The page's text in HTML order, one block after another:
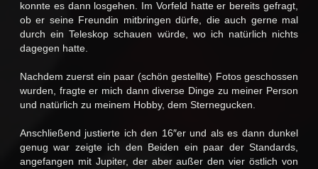
konnte es dann losgehen. Im Vorfeld hatte er bereits gefragt,
ob er seine Freundin mitbringen dürfe, die auch gerne mal
durch ein Teleskop schauen würde, wo ich natürlich nichts
dagegen hatte.
Nachdem zuerst ein paar (schön gestellte) Fotos geschossen
wurden, fragte er mich dann diverse Dinge zu meiner Person
und natürlich zu meinem Hobby, dem Sternegucken.
Anschließend justierte ich den 16″er und als es dann dunkel
genug war zeigte ich den Beiden ein paar der Standards,
angefangen mit Jupiter, der aber außer den vier östlich von